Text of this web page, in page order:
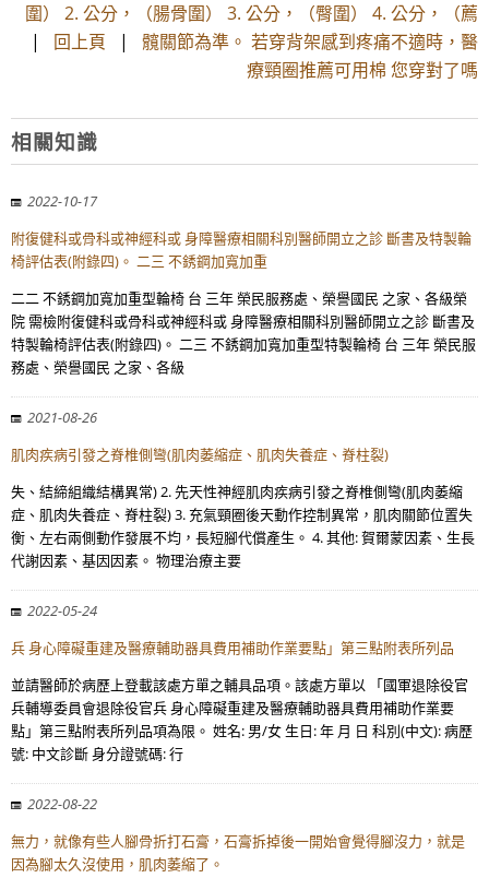
圍） 2. 公分，（腸骨圍） 3. 公分，（臀圍） 4. 公分，（薦
| 回上頁 | 髖關節為準。 若穿背架感到疼痛不適時，醫
療頸圈推薦可用棉 您穿對了嗎
相關知識
2022-10-17
附復健科或骨科或神經科或 身障醫療相關科別醫師開立之診 斷書及特製輪
椅評估表(附錄四)。 二三 不銹鋼加寬加重
二二 不銹鋼加寬加重型輪椅 台 三年 榮民服務處、榮譽國民 之家、各級榮
院 需檢附復健科或骨科或神經科或 身障醫療相關科別醫師開立之診 斷書及
特製輪椅評估表(附錄四)。 二三 不銹鋼加寬加重型特製輪椅 台 三年 榮民服
務處、榮譽國民 之家、各級
2021-08-26
肌肉疾病引發之脊椎側彎(肌肉萎縮症、肌肉失養症、脊柱裂)
失、結締組織結構異常) 2. 先天性神經肌肉疾病引發之脊椎側彎(肌肉萎縮
症、肌肉失養症、脊柱裂) 3. 充氣頸圈後天動作控制異常，肌肉關節位置失
衡、左右兩側動作發展不均，長短腳代償產生。 4. 其他: 賀爾蒙因素、生長
代謝因素、基因因素。 物理治療主要
2022-05-24
兵 身心障礙重建及醫療輔助器具費用補助作業要點」第三點附表所列品
並請醫師於病歷上登載該處方單之輔具品項。該處方單以 「國軍退除役官
兵輔導委員會退除役官兵 身心障礙重建及醫療輔助器具費用補助作業要
點」第三點附表所列品項為限。 姓名: 男/女 生日: 年 月 日 科別(中文): 病歷
號: 中文診斷 身分證號碼: 行
2022-08-22
無力，就像有些人腳骨折打石膏，石膏拆掉後一開始會覺得腳沒力，就是
因為腳太久沒使用，肌肉萎縮了。